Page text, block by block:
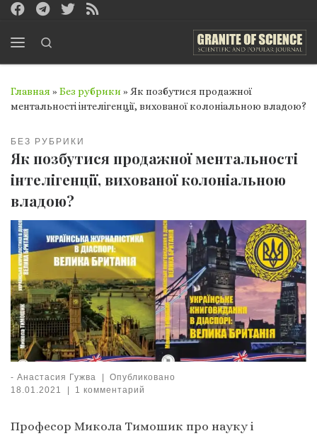
Перейти к содержимому
Главная » Без рубрики » Як позбутися продажної
ментальності інтелігенції, вихованої колоніальною владою?
БЕЗ РУБРИКИ
Як позбутися продажної ментальності
інтелігенції, вихованої колоніальною
владою?
- Анастасия Гужва |
Опубликовано
18.01.2021
| 1 комментарий
Професор Микола Тимошик про науку і